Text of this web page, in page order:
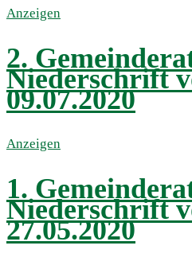
Anzeigen
2.
Niederschrift
09.07.2020
Anzeigen
1.
Niederschrift
27.05.2020